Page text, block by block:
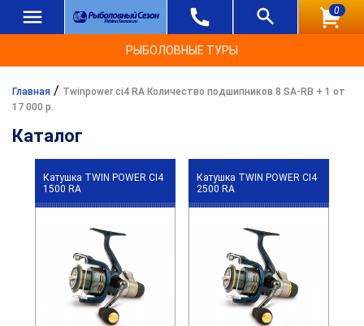
0
РЫБОЛОВНЫЕ ТУРЫ
Главная / Twinpower ci4 RA Количество подшипников 8 SA-RB + 1 от
17 000 р.
Каталог
Катушка TWIN POWER CI4
1500 RA
Катушка TWIN POWER CI4
2500 RA